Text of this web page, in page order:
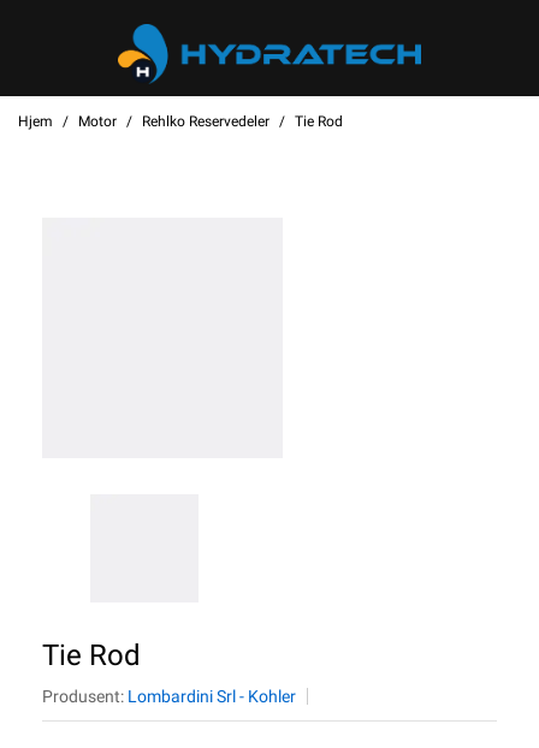
Hjem Motor Rehlko Reservedeler Tie Rod
Tie Rod
Produsent: Lombardini Srl - Kohler